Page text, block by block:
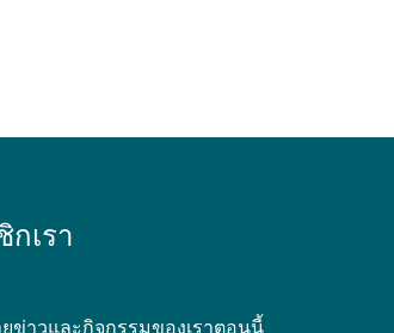
เรา
ข่าวและกิจกรรมของเราตอนนี้